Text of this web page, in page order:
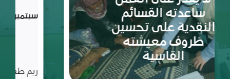
مليء
بالتحديات
سبتمبر 10, 2023
ريم طفلة لم تكمل ربيعاها التاسع بعد، شعلة متوقدة